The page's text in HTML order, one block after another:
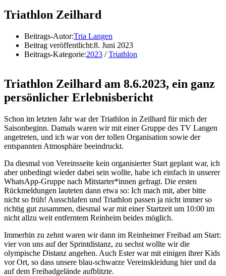
Triathlon Zeilhard
Beitrags-Autor:Tria Langen
Beitrag veröffentlicht:8. Juni 2023
Beitrags-Kategorie:2023 / Triathlon
Triathlon Zeilhard am 8.6.2023, ein ganz
persönlicher Erlebnisbericht
Schon im letzten Jahr war der Triathlon in Zeilhard für mich der
Saisonbeginn. Damals waren wir mit einer Gruppe des TV Langen
angetreten, und ich war von der tollen Organisation sowie der
entspannten Atmosphäre beeindruckt.
Da diesmal von Vereinsseite kein organisierter Start geplant war, ich
aber unbedingt wieder dabei sein wollte, habe ich einfach in unserer
WhatsApp-Gruppe nach Mitstarter*innen gefragt. Die ersten
Rückmeldungen lauteten dann etwa so: Ich mach mit, aber bitte
nicht so früh! Ausschlafen und Triathlon passen ja nicht immer so
richtig gut zusammen, diesmal war mit einer Startzeit um 10:00 im
nicht allzu weit entferntem Reinheim beides möglich.
Immerhin zu zehnt waren wir dann im Reinheimer Freibad am Start:
vier von uns auf der Sprintdistanz, zu sechst wollte wir die
olympische Distanz angehen. Auch Ester war mit einigen ihrer Kids
vor Ort, so dass unsere blau-schwarze Vereinskleidung hier und da
auf dem Freibadgelände aufblitzte.